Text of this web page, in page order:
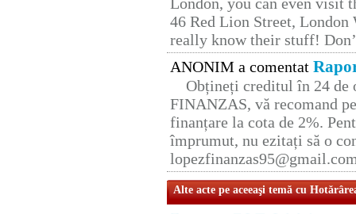
46 Red Lion Street, London
really know their stuff!
ANONIM a comentat
Obțineți creditul în 24 de
FINANZAS, vă recomand
finanțare la cota de 2%.
împrumut, nu ezitați să o
Alte acte pe aceeaşi temă cu